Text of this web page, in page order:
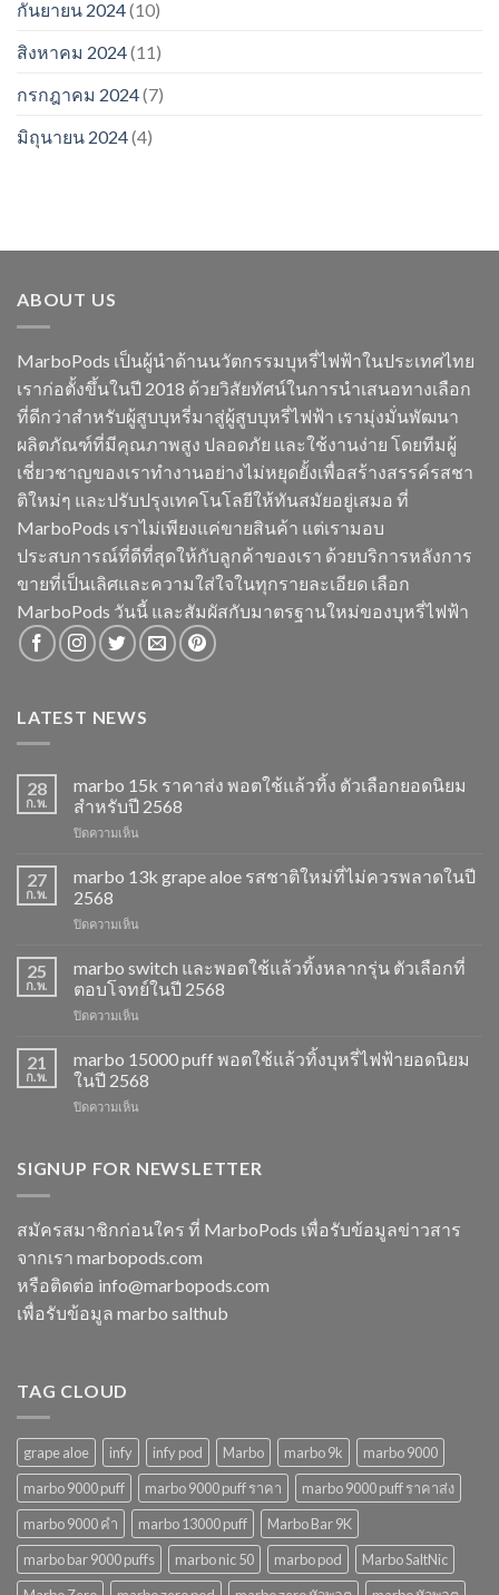
กันยายน 2024(10)
สิงหาคม 2024(11)
กรกฎาคม 2024(7)
มิถุนายน 2024(4)
ABOUT US
MarboPods เป็นผู้นำด้านนวัตกรรมบุหรี่ไฟฟ้าในประเทศไทย
เราก่อตั้งขึ้นในปี 2018 ด้วยวิสัยทัศน์ในการนำเสนอทางเลือก
ที่ดีกว่าสำหรับผู้สูบบุหรี่มาสู่ผู้สูบบุหรี่ไฟฟ้า เรามุ่งมั่นพัฒนา
ผลิตภัณฑ์ที่มีคุณภาพสูง ปลอดภัย และใช้งานง่าย โดยทีมผู้
เชี่ยวชาญของเราทำงานอย่างไม่หยุดยั้งเพื่อสร้างสรรค์รสชา
ติใหม่ๆ และปรับปรุงเทคโนโลยีให้ทันสมัยอยู่เสมอ ที่
MarboPods เราไม่เพียงแค่ขายสินค้า แต่เรามอบ
ประสบการณ์ที่ดีที่สุดให้กับลูกค้าของเรา ด้วยบริการหลังการ
ขายที่เป็นเลิศและความใส่ใจในทุกรายละเอียด เลือก
MarboPods วันนี้ และสัมผัสกับมาตรฐานใหม่ของบุหรี่ไฟฟ้า
LATEST NEWS
28
ก.พ.
marbo 15k ราคาส่ง พอตใช้แล้วทิ้ง ตัวเลือกยอดนิยม
สำหรับปี 2568
ปิดความเห็น
15k
ราคา
พอต
แล้ว
ทิ้ง
เลือก
นิยม
สำหรับ
27
ก.พ.
marbo 13k grape aloe รสชาติใหม่ที่ไม่ควรพลาดในปี
2568
ปิดความเห็น
13k
grape
aloe
รสชาติ
ที่
ไม่
พลาด
25
ก.พ.
marbo switch และพอตใช้แล้วทิ้งหลากรุ่น ตัวเลือกที่
ตอบโจทย์ในปี 2568
ปิดความเห็น
switch
พอต
ใช้
หลาก
เลือก
ตอบ
โจทย์
ในปี
2568
21
ก.พ.
marbo 15000 puff พอตใช้แล้วทิ้งบุหรี่ไฟฟ้ายอดนิยม
ในปี 2568
ปิดความเห็น
puff
แล้ว
ทิ้ง
บุหรี่
ยอด
นิยม
SIGNUP FOR NEWSLETTER
สมัครสมาชิกก่อนใคร ที่ MarboPods เพื่อรับข้อมูลข่าวสาร
จากเรา marbopods.com
หรือติดต่อ info@marbopods.com
เพื่อรับข้อมูล marbo salthub
TAG CLOUD
grape aloe infy infy pod Marbo marbo 9k
marbo 9000
marbo 9000 puff
marbo 9000 puff ราคา
marbo 9000 puff ราคาส่ง
marbo 9000 คํา
marbo 13000 puff
Marbo Bar 9K
marbo bar 9000 puffs
marbo nic 50 marbo pod
Marbo SaltNic